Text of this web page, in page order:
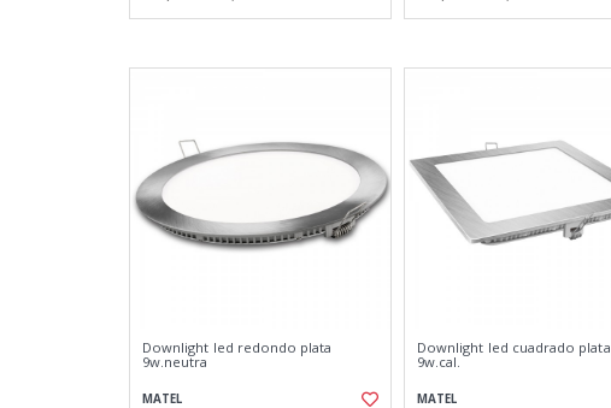
Downlight led redondo plata
9w.neutra
MATEL
Downlight led cuadrado plata
9w.cal.
MATEL